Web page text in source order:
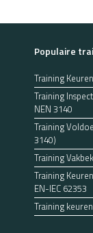
Populaire
Training
Training
NEN 3140
Training
3140)
Training
Training
EN-IEC 62353
Training